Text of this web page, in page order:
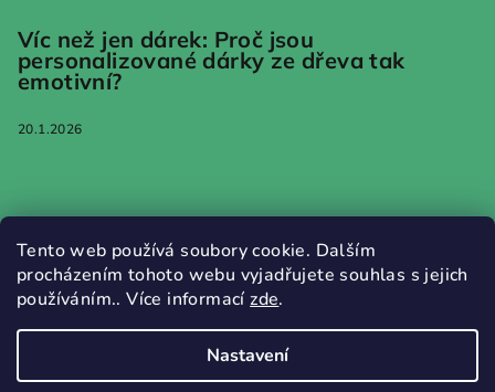
Tento web používá soubory cookie. Dalším
procházením tohoto webu vyjadřujete souhlas s jejich
používáním.. Více informacízde.
Nastavení
Víc než jen dárek: Proč jsou
personalizované dárky ze dřeva tak
emotivní?
20.1.2026
Jak nakupovat
Obchodní podmínky
Podmínky ochrany osobních údajů